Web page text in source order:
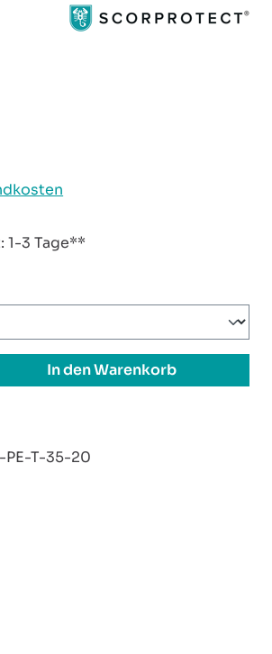
1-3 Tage**
den gewünschten
In den Warenkorb
PE-T-35-20